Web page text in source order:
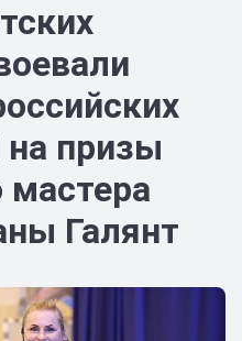
на призы
мастера
Галянт